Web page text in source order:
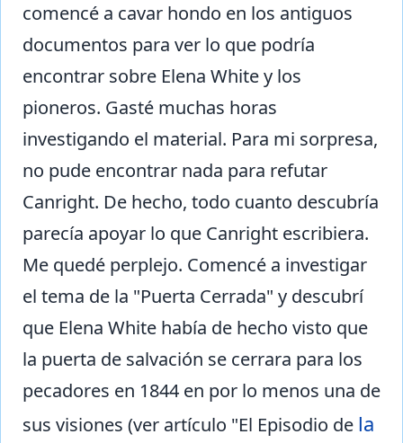
comencé a cavar hondo en los antiguos
documentos para ver lo que podría
encontrar sobre Elena White y los
pioneros. Gasté muchas horas
investigando el material. Para mi sorpresa,
no pude encontrar nada para refutar
Canright. De hecho, todo cuanto descubría
parecía apoyar lo que Canright escribiera.
Me quedé perplejo. Comencé a investigar
el tema de la "Puerta Cerrada" y descubrí
que Elena White había de hecho visto que
la puerta de salvación se cerrara para los
pecadores en 1844 en por lo menos una de
sus visiones (ver artículo "El Episodio de la